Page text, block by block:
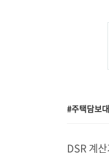
주택담보
DSR 계